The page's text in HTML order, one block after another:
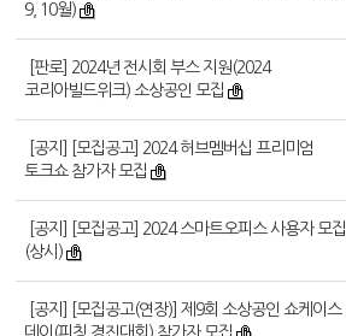
9, 10월)
[판로] 2024년 전시회 부스 지원(2024
코리아빌드위크) 소상공인 모집
[공지] [모집공고] 2024 허브멤버십 프리미엄
토크쇼 참가자 모집
[공지] [모집공고] 2024 스마트오피스 사용자 모집
(상시)
[공지] [모집공고(연장)] 제9회 소상공인 쇼케이스
데이(피칭 경진대회) 참가자 모집